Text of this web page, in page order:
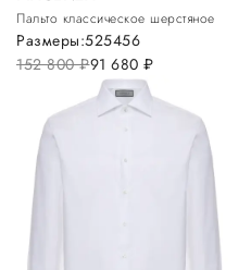
Пальто классическое шерстяное
152 800руб.91 680 руб.
Размеры:525456